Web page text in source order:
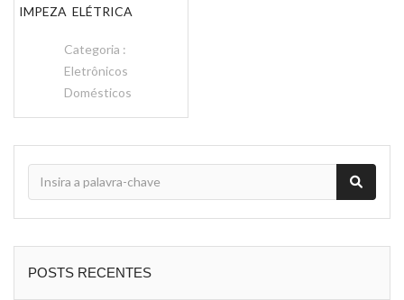
IMPEZA ELÉTRICA
Categoria :
Eletrônicos
Domésticos
POSTS RECENTES